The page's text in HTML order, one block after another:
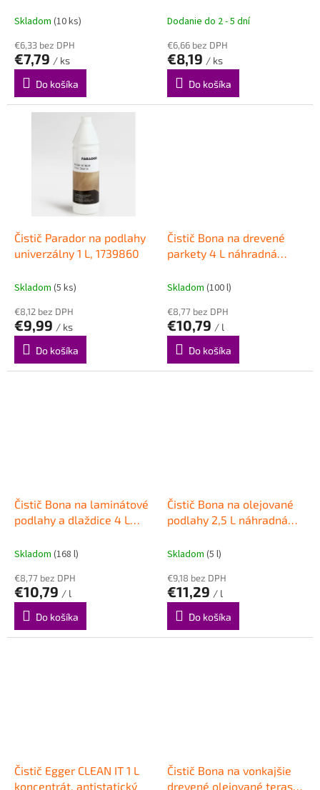
koncentrát
Skladom (10 ks)
€6,33 bez DPH
€7,79 / ks
Do košíka
Dodanie do 2 - 5 dní
€6,66 bez DPH
€8,19 / ks
Do košíka
Čistič Parador na podlahy
univerzálny 1 L, 1739860
Skladom (5 ks)
€8,12 bez DPH
€9,99 / ks
Do košíka
Čistič Bona na drevené
parkety 4 L náhradná
Skladom (100 l)
€8,77 bez DPH
€10,79 / l
Do košíka
Čistič Bona na laminátové
podlahy a dlaždice 4 L
mop
Skladom (168 l)
€8,77 bez DPH
€10,79 / l
Do košíka
Čistič Bona na olejované
podlahy 2,5 L náhradná
Skladom (5 l)
€9,18 bez DPH
€11,29 / l
Do košíka
Čistič Egger CLEAN IT 1 L
koncentrát, antistatický
Čistič Bona na vonkajšie
drevené olejované terasy